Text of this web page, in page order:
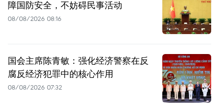
障国防安全，不妨碍民事活动
08/08/2026 08:16
国会主席陈青敏：强化经济警察在反
腐反经济犯罪中的核心作用
08/08/2026 07:32